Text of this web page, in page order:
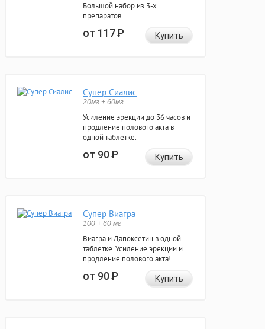
Большой набор из 3-х
препаратов.
от 117Р Купить
Супер Сиалис
20мг + 60мг
Усиление эрекции до 36 часов и
продление полового акта в
одной таблетке.
от 90Р Купить
Супер Виагра
100 + 60 мг
Виагра и Дапоксетин в одной
таблетке. Усиление эрекции и
продление полового акта!
от 90Р Купить